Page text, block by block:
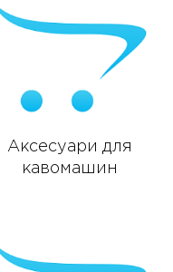
Аксесуари для
кавомашин